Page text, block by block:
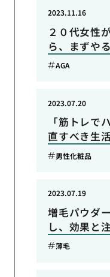
２０代女性
ら、まずや
2023.11.16
AGA
「筋トレで
直すべき生
2023.07.20
男性化粧品
増毛パウダ
し、効果と
2023.07.19
薄毛